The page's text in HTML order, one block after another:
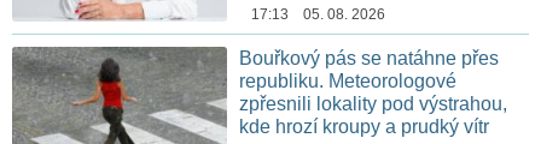
17:13 05. 08. 2026
Bouřkový pás se natáhne přes
republiku. Meteorologové
zpřesnili lokality pod výstrahou,
kde hrozí kroupy a prudký vítr